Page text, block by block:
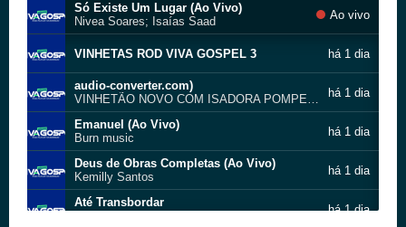
Só Existe Um Lugar (Ao Vivo)
Nivea Soares; Isaías Saad
Ao vivo
VINHETAS ROD VIVA GOSPEL 3 há 1 dia
audio-converter.com)
VINHETÃO NOVO COM ISADORA POMPEU (online
há 1 dia
Emanuel (Ao Vivo)
Burn music
há 1 dia
Deus de Obras Completas (Ao Vivo)
Kemilly Santos
há 1 dia
Até Transbordar
há 1 dia